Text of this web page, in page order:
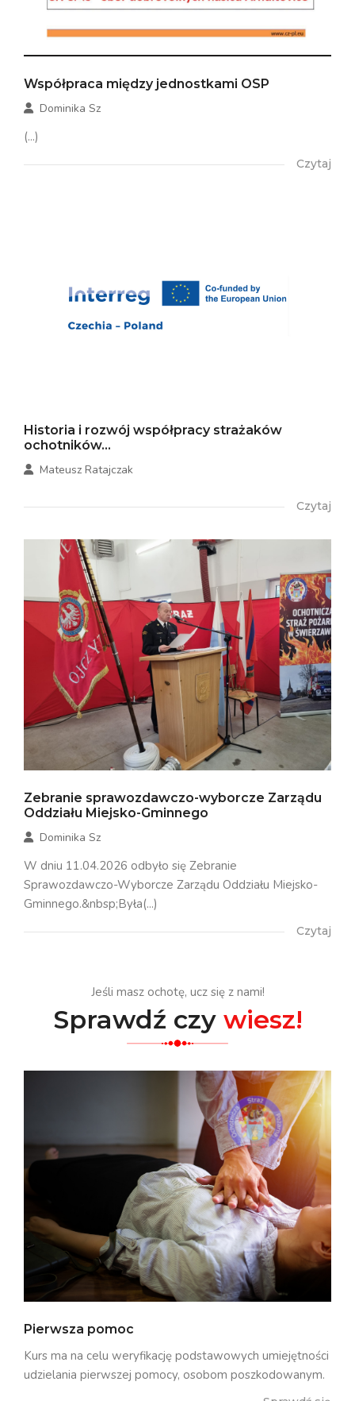
Współpraca między jednostkami OSP
Dominika Sz
(...)
Czytaj
Historia i rozwój współpracy strażaków
ochotników...
Mateusz Ratajczak
Czytaj
Zebranie sprawozdawczo-wyborcze Zarządu
Oddziału Miejsko-Gminnego
Dominika Sz
W dniu 11.04.2026 odbyło się Zebranie
Sprawozdawczo-Wyborcze Zarządu Oddziału Miejsko-
Gminnego.&nbsp;Była(...)
Czytaj
Jeśli masz ochotę, ucz się z nami!
Sprawdź czy wiesz!
Pierwsza pomoc
Kurs ma na celu weryfikację podstawowych umiejętności
udzielania pierwszej pomocy, osobom poszkodowanym.